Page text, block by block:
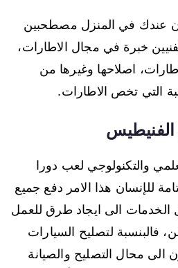
عندك في المنزل مصطحبين
خبرة في مجال الاطارات،
اصلاحها وغيرها من
التي تخص الاطارات.
والتكنولوجي لعب دورا
للإنسان هذا الامر دفع جميع
الخدمات الى ايجاد طرق للعمل
فالبنسبة لتصليح السيارات
الى محال التصليح والصيانة